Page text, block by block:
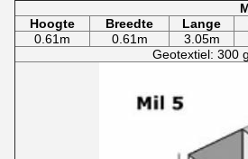
Hoogte
Breedte Lange
0.61m
0.61m 3.05m
Geotextiel: 300